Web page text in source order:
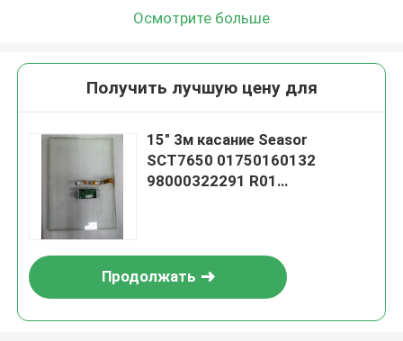
Осмотрите больше
Получить лучшую цену для
15" 3м касание Seasor
SCT7650 01750160132
98000322291 R01
Продолжать